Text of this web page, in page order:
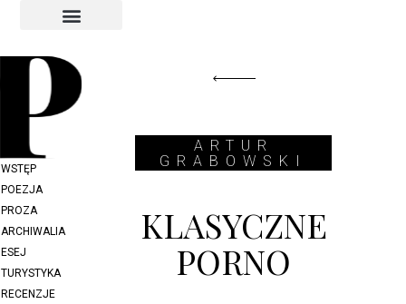
WSTĘP
POEZJA
PROZA
ARCHIWALIA
ESEJ
TURYSTYKA
RECENZJE
ARTUR
GRABOWSKI
KLASYCZNE
PORNO